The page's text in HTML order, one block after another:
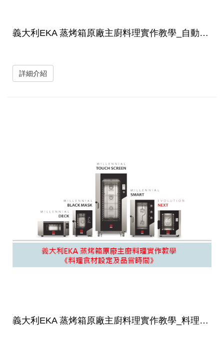
義大利EKA 蒸烤箱原廠主廚料理實作教學_自動清洗功能操作
詳細介紹
義大利EKA 蒸烤箱原廠主廚料理實作教學_料理食材設定及品嘗時間